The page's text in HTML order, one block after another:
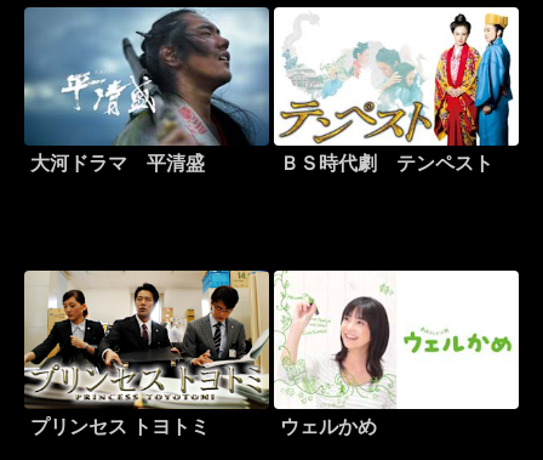
大河ドラマ 平清盛 ＢＳ時代劇 テンペスト
プリンセス トヨトミ ウェルかめ